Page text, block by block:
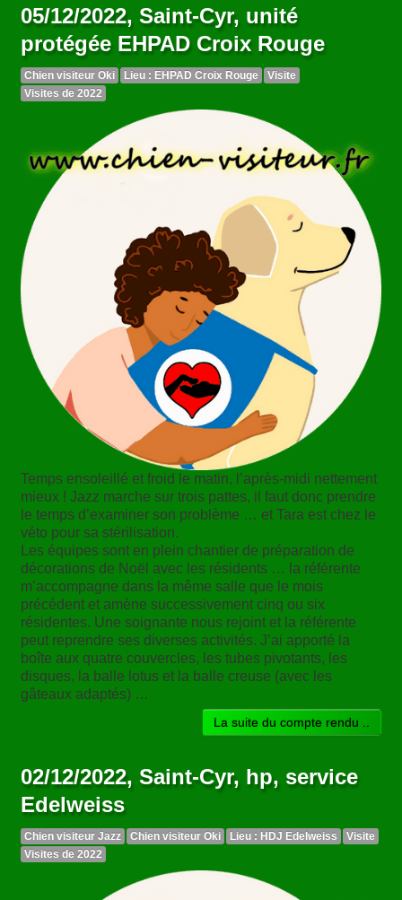
05/12/2022, Saint-Cyr, unité
protégée EHPAD Croix Rouge
Chien visiteur Oki Lieu : EHPAD Croix Rouge
Visite
Visites de 2022
Temps ensoleillé et froid le matin, l’après-midi nettement
mieux ! Jazz marche sur trois pattes, il faut donc prendre
le temps d’examiner son problème … et Tara est chez le
véto pour sa stérilisation.
Les équipes sont en plein chantier de préparation de
décorations de Noël avec les résidents … la référente
m’accompagne dans la même salle que le mois
précédent et amène successivement cinq ou six
résidentes. Une soignante nous rejoint et la référente
peut reprendre ses diverses activités. J’ai apporté la
boîte aux quatre couvercles, les tubes pivotants, les
disques, la balle lotus et la balle creuse (avec les
gâteaux adaptés) …
La suite du compte rendu ..
02/12/2022, Saint-Cyr, hp, service
Edelweiss
Chien visiteur Jazz Chien visiteur Oki Lieu : HDJ Edelweiss
Visite
Visites de 2022